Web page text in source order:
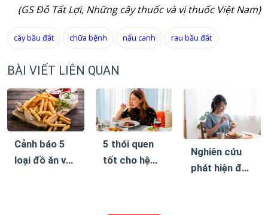
(GS Đỗ Tất Lợi, Những cây thuốc và vị thuốc Việt Nam)
cây bầu đất chữa bệnh nấu canh rau bầu đất
BÀI VIẾT LIÊN QUAN
Cảnh báo 5
loại đồ ăn vặt
5 thói quen
tốt cho hệ
Nghiên cứu
phát hiện đây